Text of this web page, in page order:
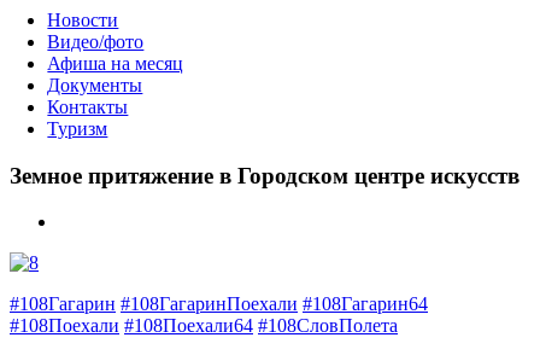
NavigationНовости
Видео/фото
Афиша на месяц
Документы
Контакты
Туризм
Земное притяжение в Городском центре искусств
#108Гагарин #108ГагаринПоехали #108Гагарин64
#108Поехали #108Поехали64 #108СловПолета